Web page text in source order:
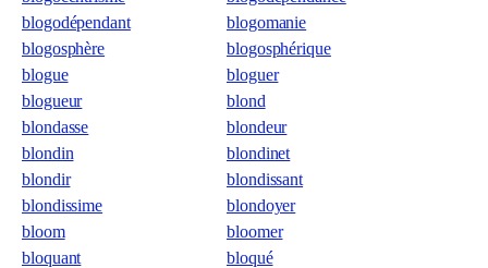
blogodépendant
blogomanie
blogosphère
blogosphérique
blogue
bloguer
blogueur
blond
blondasse
blondeur
blondin
blondinet
blondir
blondissant
blondissime
blondoyer
bloom
bloomer
bloquant
bloqué